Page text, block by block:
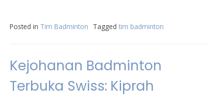
Posted in Tim Badminton Tagged tim badminton
Kejohanan Badminton
Terbuka Swiss: Kiprah